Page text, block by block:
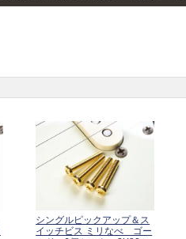
シングルピックアップ＆ス
イッチビス ミリなべ ゴー